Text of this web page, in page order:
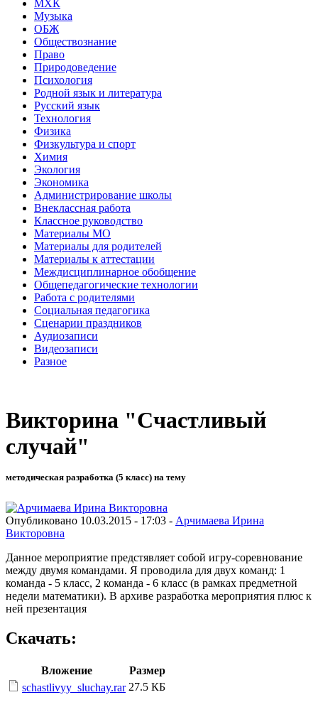
МХК
Музыка
ОБЖ
Обществознание
Право
Природоведение
Психология
Родной язык и литература
Русский язык
Технология
Физика
Физкультура и спорт
Химия
Экология
Экономика
Администрирование школы
Внеклассная работа
Классное руководство
Материалы МО
Материалы для родителей
Материалы к аттестации
Междисциплинарное обобщение
Общепедагогические технологии
Работа с родителями
Социальная педагогика
Сценарии праздников
Аудиозаписи
Видеозаписи
Разное
Викторина "Счастливый
случай"
методическая разработка (5 класс) на тему
Опубликовано 10.03.2015 - 17:03 - Арчимаева Ирина
Викторовна
Данное мероприятие предстявляет собой игру-соревнование
между двумя командами. Я проводила для двух команд: 1
команда - 5 класс, 2 команда - 6 класс (в рамках предметной
недели математики). В архиве разработка мероприятия плюс к
ней презентация
Скачать:
Вложение
Размер
schastlivyy_sluchay.rar 27.5 КБ